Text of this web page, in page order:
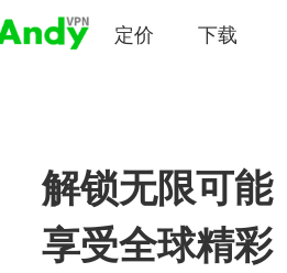
定价 下载
解锁无限可能
享受全球精彩